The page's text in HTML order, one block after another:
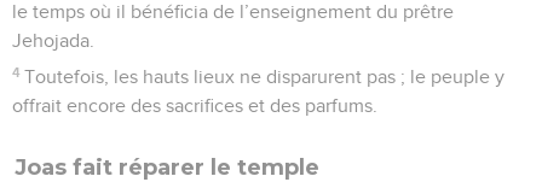
le temps où il bénéficia de l’enseignement du prêtre
Jehojada.
4 Toutefois, les hauts lieux ne disparurent pas ; le peuple y
offrait encore des sacrifices et des parfums.
Joas fait réparer le temple